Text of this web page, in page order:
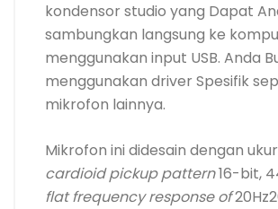
kondensor studio yang Dapat
sambungkan langsung ke
menggunakan input USB. Anda
menggunakan driver Spesifik
mikrofon lainnya.
Mikrofon ini didesain dengan
cardioid pickup pattern16-bit,
flat frequency response of